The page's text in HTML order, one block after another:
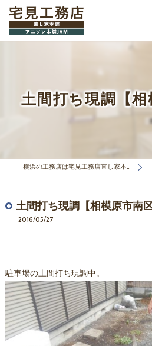
土間打ち現調【相
横浜の工務店は宅見工務店直し家本舗合同会社
土間打ち現調【相模原市南区
2016/05/27
駐車場の土間打ち現調中。